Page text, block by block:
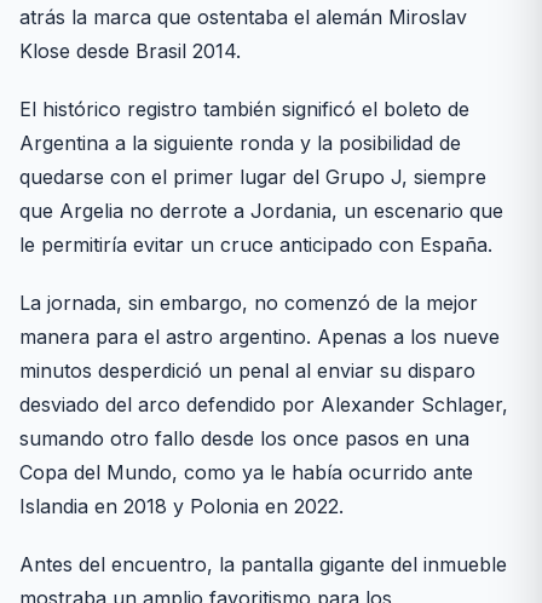
atrás la marca que ostentaba el alemán Miroslav
Klose desde Brasil 2014.
El histórico registro también significó el boleto de
Argentina a la siguiente ronda y la posibilidad de
quedarse con el primer lugar del Grupo J, siempre
que Argelia no derrote a Jordania, un escenario que
le permitiría evitar un cruce anticipado con España.
La jornada, sin embargo, no comenzó de la mejor
manera para el astro argentino. Apenas a los nueve
minutos desperdició un penal al enviar su disparo
desviado del arco defendido por Alexander Schlager,
sumando otro fallo desde los once pasos en una
Copa del Mundo, como ya le había ocurrido ante
Islandia en 2018 y Polonia en 2022.
Antes del encuentro, la pantalla gigante del inmueble
mostraba un amplio favoritismo para los